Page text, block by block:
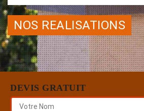
NOS REALISATIONS
DEVIS GRATUIT